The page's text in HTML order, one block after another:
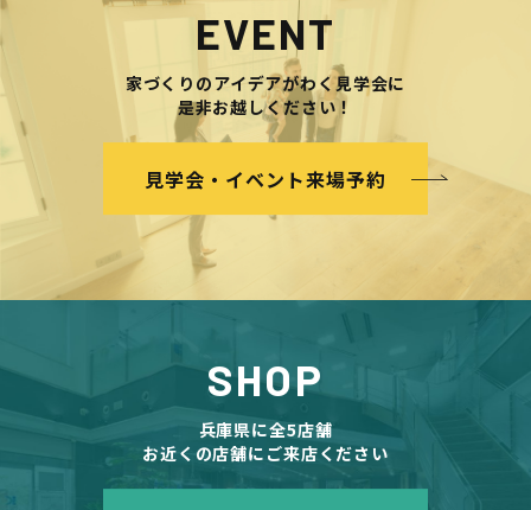
EVENT
家づくりのアイデアがわく見学会に
是非お越しください！
見学会・イベント来場予約
SHOP
兵庫県に全5店舗
お近くの店舗にご来店ください